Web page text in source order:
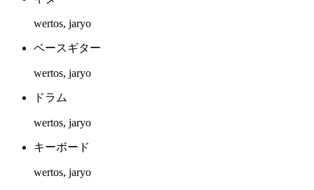
wertos, jaryo
ベースギター
wertos, jaryo
ドラム
wertos, jaryo
キーボード
wertos, jaryo